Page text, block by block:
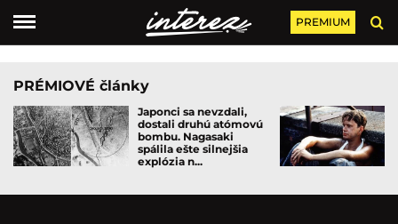
PREMIUM
PRÉMIOVÉ články
Japonci sa nevzdali,
dostali druhú atómovú
bombu. Nagasaki
spálila ešte silnejšia
explózia n...